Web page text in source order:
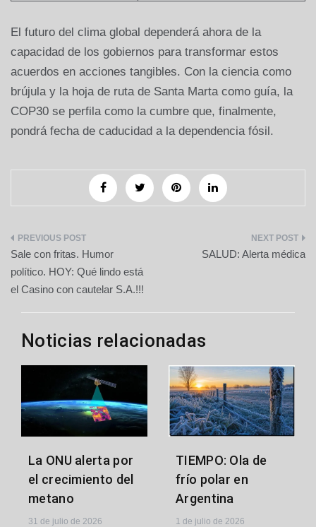
El futuro del clima global dependerá ahora de la
capacidad de los gobiernos para transformar estos
acuerdos en acciones tangibles. Con la ciencia como
brújula y la hoja de ruta de Santa Marta como guía, la
COP30 se perfila como la cumbre que, finalmente,
pondrá fecha de caducidad a la dependencia fósil.
Navegación
de
entradas
Sale con fritas. Humor
político. HOY: Qué lindo está
el Casino con cautelar S.A.!!!
SALUD: Alerta médica
Noticias relacionadas
La ONU alerta por
el crecimiento del
metano
31 de julio de 2026
TIEMPO: Ola de
frío polar en
Argentina
1 de julio de 2026